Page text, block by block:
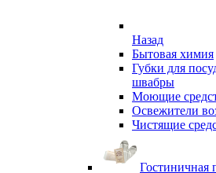
Назад
Бытовая химия
Губки для
швабры
Моющие
Освежители
Чистящие
Гостиничная